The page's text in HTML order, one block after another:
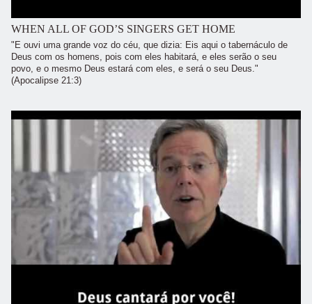
WHEN ALL OF GOD’S SINGERS GET HOME
"E ouvi uma grande voz do céu, que dizia: Eis aqui o tabernáculo de
Deus com os homens, pois com eles habitará, e eles serão o seu
povo, e o mesmo Deus estará com eles, e será o seu Deus."
(Apocalipse 21:3)